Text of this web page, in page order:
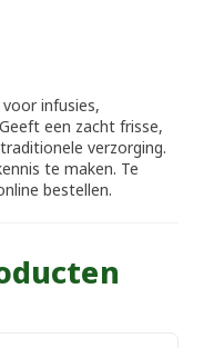
infusies,
een zacht frisse,
verzorging.
te maken. Te
bestellen.